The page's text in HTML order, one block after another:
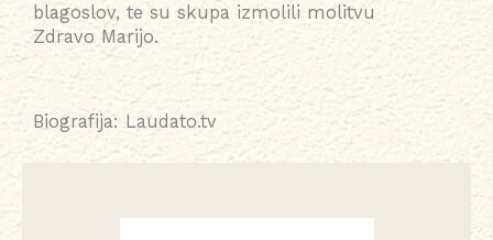
blagoslov, te su skupa izmolili molitvu
Zdravo Marijo.
Biografija: Laudato.tv